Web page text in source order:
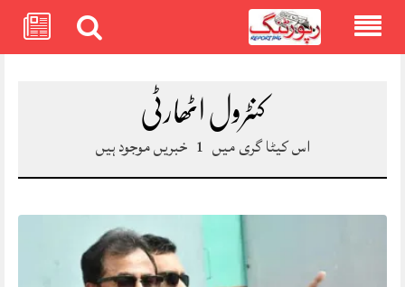
کنٹرول اٹھارٹی
اس کیٹا گری میں 1 خبریں موجود ہیں